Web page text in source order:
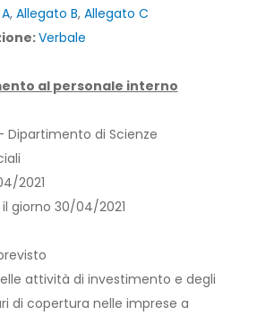
, Allegato B, Allegato C
Verbale
al personale interno
– Dipartimento di Scienze
2021
giorno 30/04/2021
attività di investimento e degli
di copertura nelle imprese a